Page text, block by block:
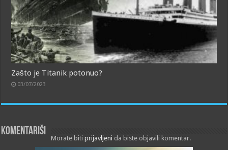
Zašto je Titanik potonuo?
03/07/2023
Komentariši
Morate bitiprijavljeni da biste objavili komentar.